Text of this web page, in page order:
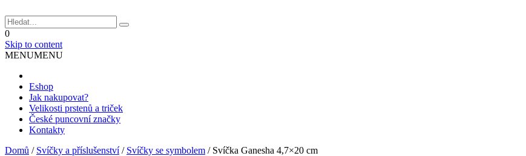
0
Skip to content
MENUMENU
Eshop
Jak nakupovat?
Velikosti prstenů a triček
České puncovní značky
Kontakty
Domů / Svíčky a příslušenství/ Svíčky se symbolem / Svíčka Ganesha 4,7×20 cm